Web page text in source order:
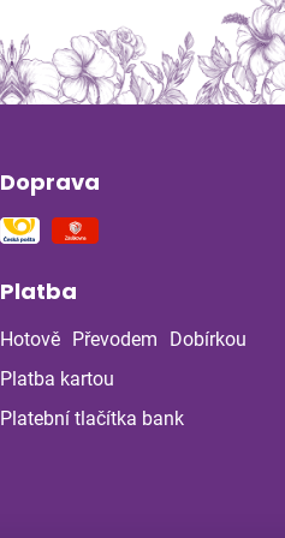
Doprava
Platba
Hotově Převodem
Dobírkou
Platba kartou
Platební tlačítka bank